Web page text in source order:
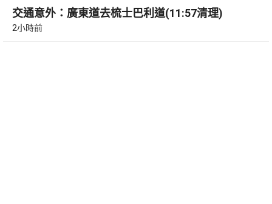
交通意外：廣東道去梳士巴利道(11:57清理)
2小時前